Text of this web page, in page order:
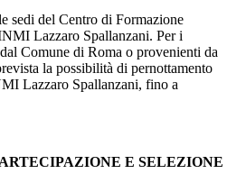
sedi del Centro di Formazione
Lazzaro Spallanzani. Per i
Comune di Roma o provenienti da
la possibilità di pernottamento
Lazzaro Spallanzani, fino a
E SELEZIONE